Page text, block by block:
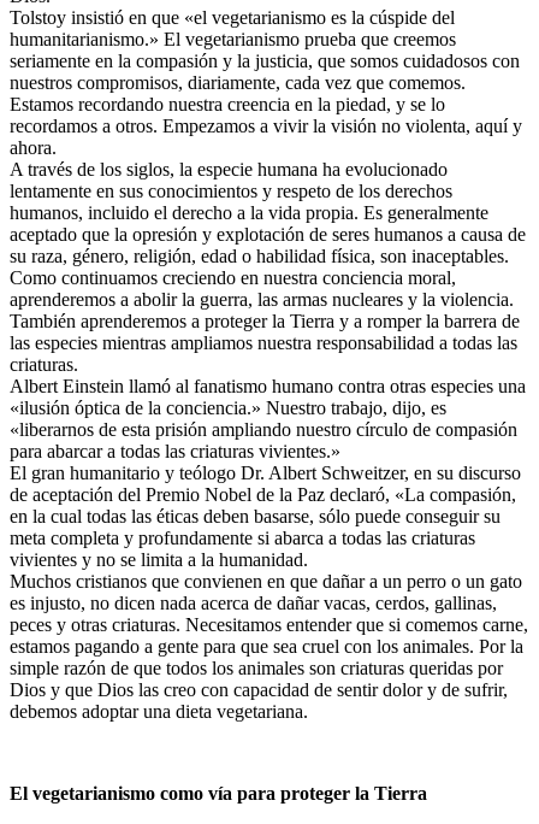
Tolstoy insistió en que «el vegetarianismo es la cúspide del
humanitarianismo.» El vegetarianismo prueba que creemos
seriamente en la compasión y la justicia, que somos cuidadosos con
nuestros compromisos, diariamente, cada vez que comemos.
Estamos recordando nuestra creencia en la piedad, y se lo
recordamos a otros. Empezamos a vivir la visión no violenta, aquí y
ahora.
A través de los siglos, la especie humana ha evolucionado
lentamente en sus conocimientos y respeto de los derechos
humanos, incluido el derecho a la vida propia. Es generalmente
aceptado que la opresión y explotación de seres humanos a causa de
su raza, género, religión, edad o habilidad física, son inaceptables.
Como continuamos creciendo en nuestra conciencia moral,
aprenderemos a abolir la guerra, las armas nucleares y la violencia.
También aprenderemos a proteger la Tierra y a romper la barrera de
las especies mientras ampliamos nuestra responsabilidad a todas las
criaturas.
Albert Einstein llamó al fanatismo humano contra otras especies una
«ilusión óptica de la conciencia.» Nuestro trabajo, dijo, es
«liberarnos de esta prisión ampliando nuestro círculo de compasión
para abarcar a todas las criaturas vivientes.»
El gran humanitario y teólogo Dr. Albert Schweitzer, en su discurso
de aceptación del Premio Nobel de la Paz declaró, «La compasión,
en la cual todas las éticas deben basarse, sólo puede conseguir su
meta completa y profundamente si abarca a todas las criaturas
vivientes y no se limita a la humanidad.
Muchos cristianos que convienen en que dañar a un perro o un gato
es injusto, no dicen nada acerca de dañar vacas, cerdos, gallinas,
peces y otras criaturas. Necesitamos entender que si comemos carne,
estamos pagando a gente para que sea cruel con los animales. Por la
simple razón de que todos los animales son criaturas queridas por
Dios y que Dios las creo con capacidad de sentir dolor y de sufrir,
debemos adoptar una dieta vegetariana.
El vegetarianismo como vía para proteger la Tierra